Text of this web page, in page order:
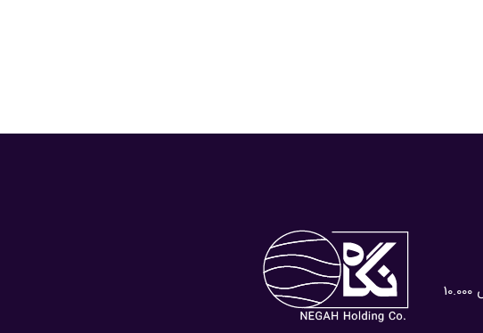
خرید، گارانتی و خدمات پس از فروش 10.000